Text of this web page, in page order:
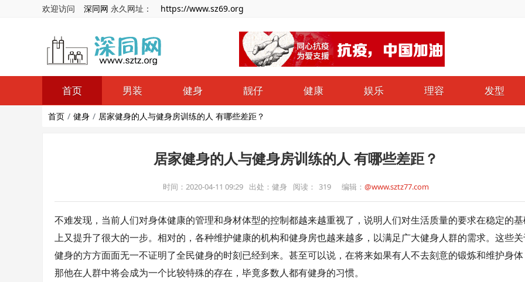
欢迎访问 深同网 永久网址： https://www.sz69.org
首页 男装 健身 靓仔 健康 娱乐 理容 发型
首页 健身 居家健身的人与健身房训练的人 有哪些差距？
居家健身的人与健身房训练的人 有哪些差距？
时间：2020-04-11 09:29 出处：健身 阅读： 319 编辑：@www.sztz77.com
不难发现，当前人们对身体健康的管理和身材体型的控制都越来越重视了，说明人们对生活质量的要求在稳定的基
上又提升了很大的一步。相对的，各种维护健康的机构和健身房也越来越多，以满足广大健身人群的需求。这些
健身的方方面面无一不证明了全民健身的时刻已经到来。甚至可以说，在将来如果有人不去刻意的锻炼和维护身体
那他在人群中将会成为一个比较特殊的存在，毕竟多数人都有健身的习惯。